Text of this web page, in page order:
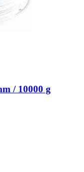
/ 10000 g